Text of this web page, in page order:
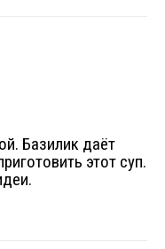
Базилик даёт
этот суп.